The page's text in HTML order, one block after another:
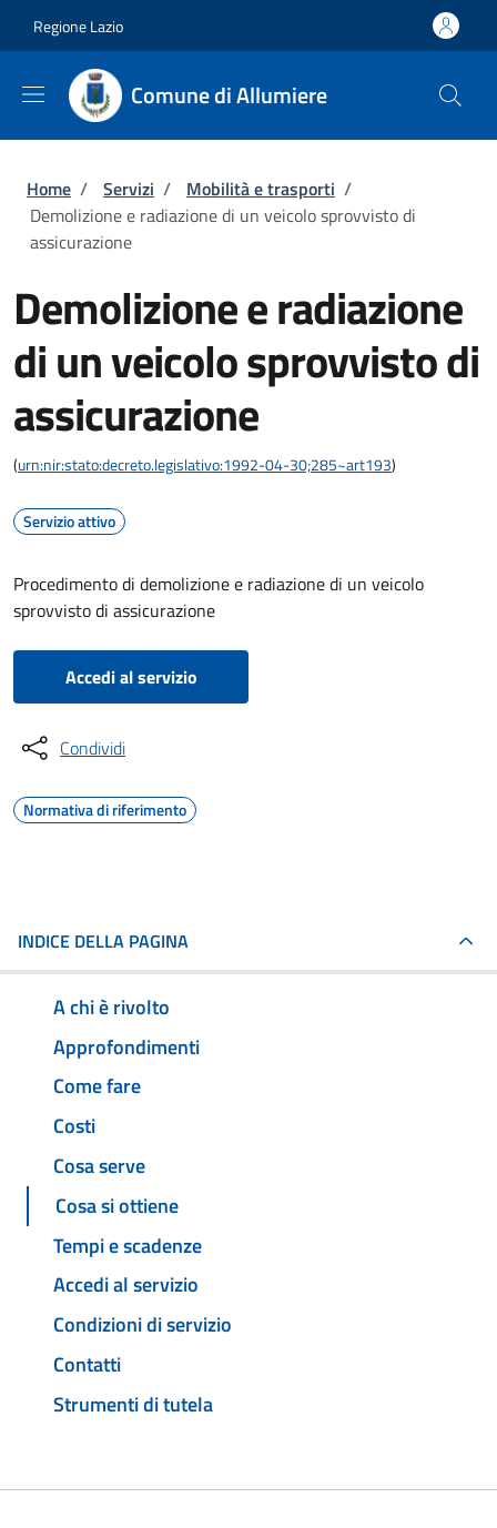
Regione Lazio
Comune di Allumiere
Briciole di pane
Home / Servizi / Mobilità e trasporti /
Demolizione e radiazione di un veicolo sprovvisto di
assicurazione
Demolizione e radiazione
di un veicolo sprovvisto di
assicurazione
(urn:nir:stato:decreto.legislativo:1992-04-30;285~art193)
Servizio attivo
Procedimento di demolizione e radiazione di un veicolo
sprovvisto di assicurazione
Accedi al servizio
Condividi
Normativa di riferimento
INDICE DELLA PAGINA
A chi è rivolto
Approfondimenti
Come fare
Costi
Cosa serve
Cosa si ottiene
Tempi e scadenze
Accedi al servizio
Condizioni di servizio
Contatti
Strumenti di tutela